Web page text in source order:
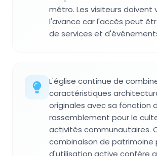
métro. Les visiteurs doivent
l'avance car l'accès peut
de services et
L'église continue de
caractéristiques
originales avec sa fonction
rassemblement pour le
activités communautaires.
combinaison de patrimoine
d'utilisation active confère